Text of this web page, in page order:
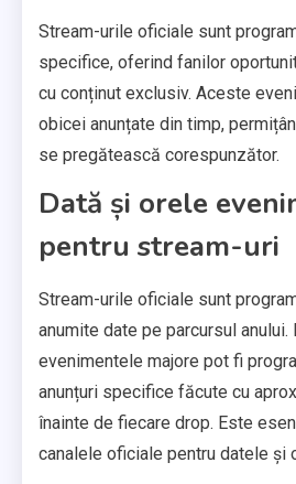
Stream-urile oficiale sunt
specifice, oferind fanilor
cu conținut exclusiv. Aceste
obicei anunțate din timp,
se pregătească corespunzător.
Dată și orele
pentru stream-uri
Stream-urile oficiale sunt
anumite date pe parcursul anului.
evenimentele majore pot fi
anunțuri specifice făcute cu
înainte de fiecare drop. Este
canalele oficiale pentru datele și